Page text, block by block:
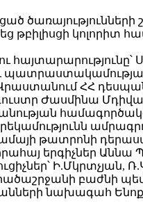
թբիլիսցի
հայտարարությունը՝
ՀՀ
Ժասմինա
թատրոնի
երգիչներ
Ի.Մկրտչյան,
բաժնի
նախագահ Ենոք